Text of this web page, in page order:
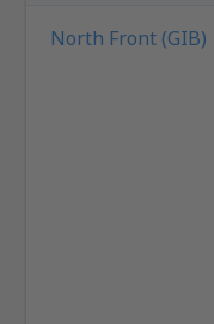
North Front (GIB)